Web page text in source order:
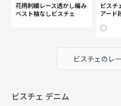
花柄刺繍レース透かし編み
ベスト袖なしビスチェ
ビスチ
アード
ビスチェ の レ
ビスチェ デニム